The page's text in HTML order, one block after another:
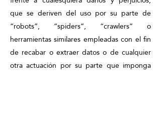
que se deriven del uso por su parte de
“robots”, “spiders”, “crawlers” o
herramientas similares empleadas con el fin
de recabar o extraer datos o de cualquier
otra actuación por su parte que imponga